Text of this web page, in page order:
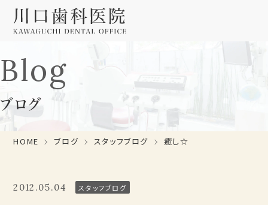
Blog
ブログ
HOME ブログ スタッフブログ 癒し☆
2012.05.04 スタッフブログ